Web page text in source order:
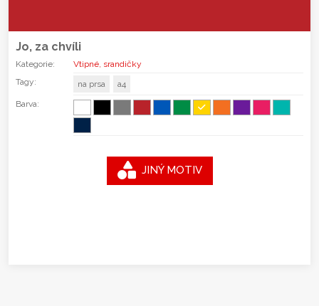
Jo, za chvíli
Kategorie:
Vtipné, srandičky
Tagy:
na prsa
a4
Barva:
JINÝ MOTIV